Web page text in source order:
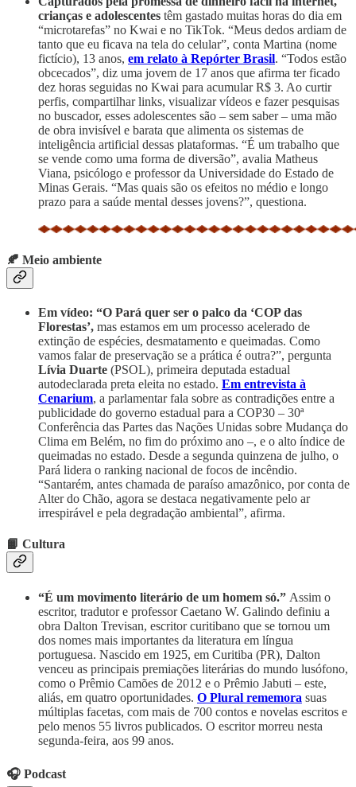
crianças e adolescentes têm gastado muitas horas do dia em
“microtarefas” no Kwai e no TikTok. “Meus dedos ardiam de
tanto que eu ficava na tela do celular”, conta Martina (nome
fictício), 13 anos, em relato à Repórter Brasil. “Todos estão
obcecados”, diz uma jovem de 17 anos que afirma ter ficado
dez horas seguidas no Kwai para acumular R$ 3. Ao curtir
perfis, compartilhar links, visualizar vídeos e fazer pesquisas
no buscador, esses adolescentes são – sem saber – uma mão
de obra invisível e barata que alimenta os sistemas de
inteligência artificial dessas plataformas. “É um trabalho que
se vende como uma forma de diversão”, avalia Matheus
Viana, psicólogo e professor da Universidade do Estado de
Minas Gerais. “Mas quais são os efeitos no médio e longo
prazo para a saúde mental desses jovens?”, questiona.
🍂 Meio ambiente
Em vídeo: “O Pará quer ser o palco da ‘COP das
Florestas’, mas estamos em um processo acelerado de
extinção de espécies, desmatamento e queimadas. Como
vamos falar de preservação se a prática é outra?”, pergunta
Lívia Duarte (PSOL), primeira deputada estadual
autodeclarada preta eleita no estado. Em entrevista à
Cenarium, a parlamentar fala sobre as contradições entre a
publicidade do governo estadual para a COP30 – 30ª
Conferência das Partes das Nações Unidas sobre Mudança do
Clima em Belém, no fim do próximo ano –, e o alto índice de
queimadas no estado. Desde a segunda quinzena de julho, o
Pará lidera o ranking nacional de focos de incêndio.
“Santarém, antes chamada de paraíso amazônico, por conta de
Alter do Chão, agora se destaca negativamente pelo ar
irrespirável e pela degradação ambiental”, afirma.
📙 Cultura
“É um movimento literário de um homem só.” Assim o
escritor, tradutor e professor Caetano W. Galindo definiu a
obra Dalton Trevisan, escritor curitibano que se tornou um
dos nomes mais importantes da literatura em língua
portuguesa. Nascido em 1925, em Curitiba (PR), Dalton
venceu as principais premiações literárias do mundo lusófono,
como o Prêmio Camões de 2012 e o Prêmio Jabuti – este,
aliás, em quatro oportunidades. O Plural rememora suas
múltiplas facetas, com mais de 700 contos e novelas escritos e
pelo menos 55 livros publicados. O escritor morreu nesta
segunda-feira, aos 99 anos.
🎧 Podcast